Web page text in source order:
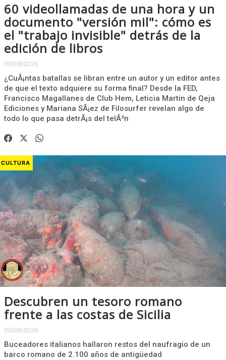
60 videollamadas de una hora y un
documento "versión mil": cómo es
el "trabajo invisible" detrás de la
edición de libros
09/08/2026
¿CuÃ¡ntas batallas se libran entre un autor y un editor antes
de que el texto adquiere su forma final? Desde la FED,
Francisco Magallanes de Club Hem, Leticia Martin de Qeja
Ediciones y Mariana SÃ¡ez de Filosurfer revelan algo de
todo lo que pasa detrÃ¡s del telÃ³n
CULTURA
Descubren un tesoro romano
frente a las costas de Sicilia
09/08/2026
Buceadores italianos hallaron restos del naufragio de un
barco romano de 2.100 años de antigüedad